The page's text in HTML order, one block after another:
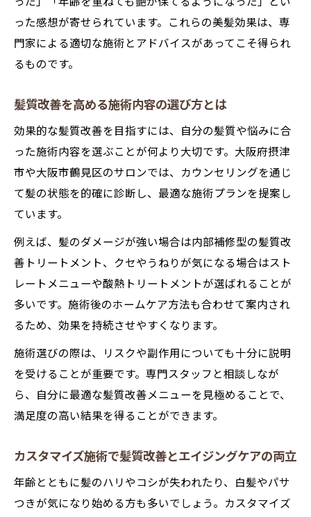
った感想が寄せられています。これらの美髪効果は、専
門家による適切な施術とアドバイスがあってこそ得られ
るものです。
髪質改善を高める施術内容の選び方とは
効果的な髪質改善を目指すには、自分の髪質や悩みに合
った施術内容を選ぶことが何より大切です。大阪府摂津
市や大阪市鶴見区のサロンでは、カウンセリングを通じ
て髪の状態を的確に診断し、最適な施術プランを提案し
ています。
例えば、髪のダメージが強い場合は内部補修型の髪質改
善トリートメント、クセやうねりが気になる場合はスト
レートメニューや酸熱トリートメントが選ばれることが
多いです。施術後のホームケア方法も合わせて案内され
るため、効果を持続させやすくなります。
施術選びの際は、リスクや副作用についても十分に説明
を受けることが重要です。専門スタッフと相談しなが
ら、自分に最適な髪質改善メニューを見極めることで、
満足度の高い結果を得ることができます。
カスタマイズ施術で髪質改善とエイジングケアの両立
年齢とともに髪のハリやコシが失われたり、白髪やパサ
つきが気になり始める方も多いでしょう。カスタマイズ